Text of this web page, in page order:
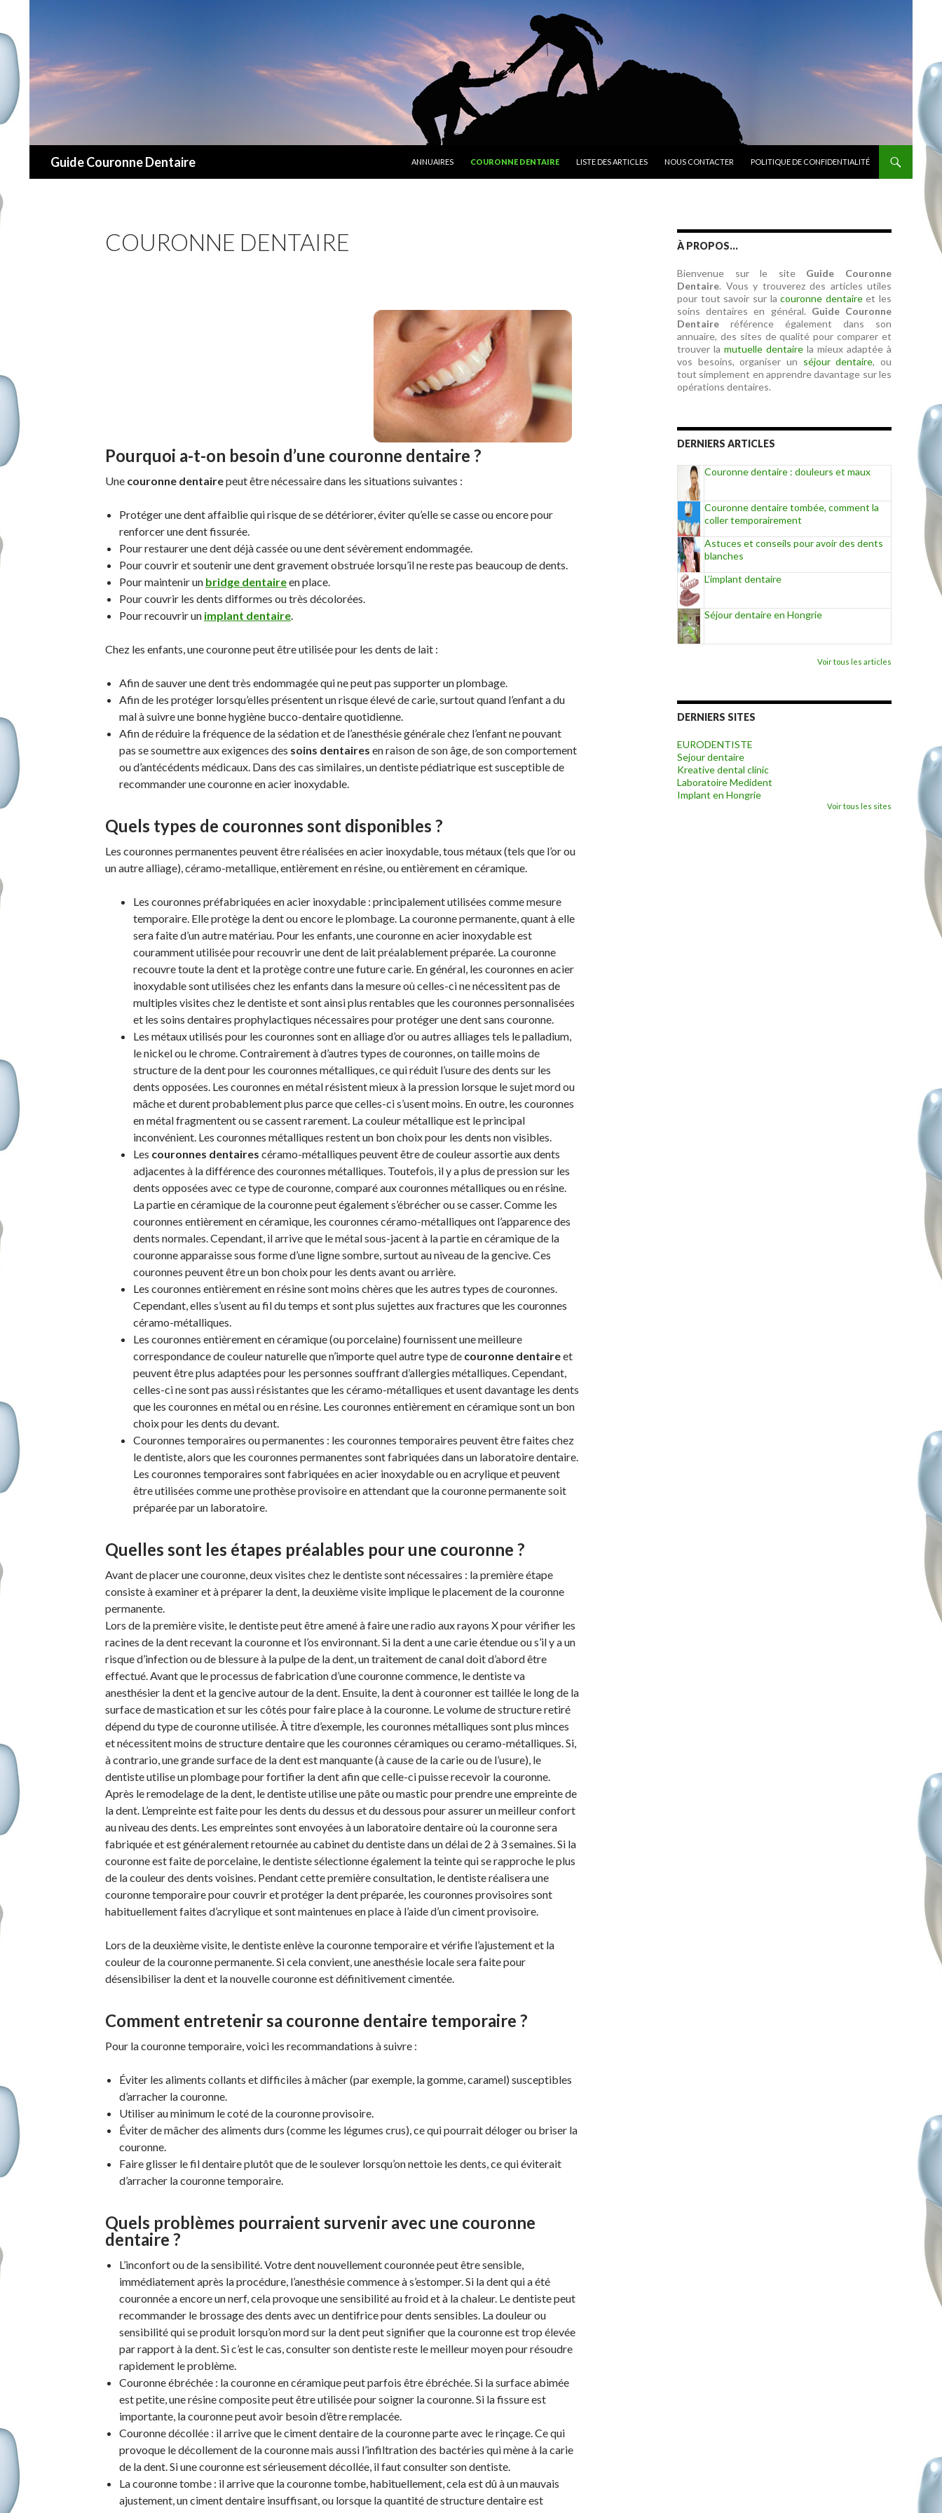
Guide Couronne Dentaire
ANNUAIRES
COURONNE DENTAIRE LISTE DES ARTICLES NOUS CONTACTER POLITIQUE DE CONFIDENTIALITÉ
COURONNE DENTAIRE
Pourquoi a-t-on besoin d’une couronne dentaire ?
Une couronne dentairepeut être nécessaire dans les situations suivantes :
Protéger une dent affaiblie qui risque de se détériorer, éviter qu’elle se casse ou encore pour
renforcer une dent fissurée.
Pour restaurer une dent déjà cassée ou une dent sévèrement endommagée.
Pour couvrir et soutenir une dent gravement obstruée lorsqu’il ne reste pas beaucoup de dents.
Pour maintenir un bridge dentaireen place.
Pour couvrir les dents difformes ou très décolorées.
Pour recouvrir un implant dentaire
Chez les enfants, une couronne peut être utilisée pour les dents de lait :
Afin de sauver une dent très endommagée qui ne peut pas supporter un plombage.
Afin de les protéger lorsqu’elles présentent un risque élevé de carie, surtout quand l’enfant a du
mal à suivre une bonne hygiène bucco-dentaire quotidienne.
Afin de réduire la fréquence de la sédation et de l’anesthésie générale chez l’enfant ne pouvant
pas se soumettre aux exigences des soins dentaires en raison de son âge, de son comportement
ou d’antécédents médicaux. Dans des cas similaires, un dentiste pédiatrique est susceptible de
recommander une couronne en acier inoxydable.
Quels types de couronnes sont disponibles ?
Les couronnes permanentes peuvent être réalisées en acier inoxydable, tous métaux (tels que l’or ou
un autre alliage), céramo-metallique, entièrement en résine, ou entièrement en céramique.
Les couronnes préfabriquées en acier inoxydable : principalement utilisées comme mesure
temporaire. Elle protège la dent ou encore le plombage. La couronne permanente, quant à elle
sera faite d’un autre matériau. Pour les enfants, une couronne en acier inoxydable est
couramment utilisée pour recouvrir une dent de lait préalablement préparée. La couronne
recouvre toute la dent et la protège contre une future carie. En général, les couronnes en acier
inoxydable sont utilisées chez les enfants dans la mesure où celles-ci ne nécessitent pas de
multiples visites chez le dentiste et sont ainsi plus rentables que les couronnes personnalisées
et les soins dentaires prophylactiques nécessaires pour protéger une dent sans couronne.
Les métaux utilisés pour les couronnes sont en alliage d’or ou autres alliages tels le palladium,
le nickel ou le chrome. Contrairement à d’autres types de couronnes, on taille moins de
structure de la dent pour les couronnes métalliques, ce qui réduit l’usure des dents sur les
dents opposées. Les couronnes en métal résistent mieux à la pression lorsque le sujet mord ou
mâche et durent probablement plus parce que celles-ci s’usent moins. En outre, les couronnes
en métal fragmentent ou se cassent rarement. La couleur métallique est le principal
inconvénient. Les couronnes métalliques restent un bon choix pour les dents non visibles.
Les couronnes dentaires céramo-métalliques peuvent être de couleur assortie aux dents
adjacentes à la différence des couronnes métalliques. Toutefois, il y a plus de pression sur les
dents opposées avec ce type de couronne, comparé aux couronnes métalliques ou en résine.
La partie en céramique de la couronne peut également s’ébrécher ou se casser. Comme les
couronnes entièrement en céramique, les couronnes céramo-métalliques ont l’apparence des
dents normales. Cependant, il arrive que le métal sous-jacent à la partie en céramique de la
couronne apparaisse sous forme d’une ligne sombre, surtout au niveau de la gencive. Ces
couronnes peuvent être un bon choix pour les dents avant ou arrière.
Les couronnes entièrement en résine sont moins chères que les autres types de couronnes.
Cependant, elles s’usent au fil du temps et sont plus sujettes aux fractures que les couronnes
céramo-métalliques.
Les couronnes entièrement en céramique (ou porcelaine) fournissent une meilleure
correspondance de couleur naturelle que n’importe quel autre type de couronne dentaireet
peuvent être plus adaptées pour les personnes souffrant d’allergies métalliques. Cependant,
celles-ci ne sont pas aussi résistantes que les céramo-métalliques et usent davantage les dents
que les couronnes en métal ou en résine. Les couronnes entièrement en céramique sont un bon
choix pour les dents du devant.
Couronnes temporaires ou permanentes : les couronnes temporaires peuvent être faites chez
le dentiste, alors que les couronnes permanentes sont fabriquées dans un laboratoire dentaire.
Les couronnes temporaires sont fabriquées en acier inoxydable ou en acrylique et peuvent
être utilisées comme une prothèse provisoire en attendant que la couronne permanente soit
préparée par un laboratoire.
Quelles sont les étapes préalables pour une couronne ?
Avant de placer une couronne, deux visites chez le dentiste sont nécessaires : la première étape
consiste à examiner et à préparer la dent, la deuxième visite implique le placement de la couronne
permanente.
Lors de la première visite, le dentiste peut être amené à faire une radio aux rayons X pour vérifier les
racines de la dent recevant la couronne et l’os environnant. Si la dent a une carie étendue ou s’il y a un
risque d’infection ou de blessure à la pulpe de la dent, un traitement de canal doit d’abord être
effectué. Avant que le processus de fabrication d’une couronne commence, le dentiste va
anesthésier la dent et la gencive autour de la dent. Ensuite, la dent à couronner est taillée le long de la
surface de mastication et sur les côtés pour faire place à la couronne. Le volume de structure retiré
dépend du type de couronne utilisée. À titre d’exemple, les couronnes métalliques sont plus minces
et nécessitent moins de structure dentaire que les couronnes céramiques ou ceramo-métalliques. Si,
à contrario, une grande surface de la dent est manquante (à cause de la carie ou de l’usure), le
dentiste utilise un plombage pour fortifier la dent afin que celle-ci puisse recevoir la couronne.
Après le remodelage de la dent, le dentiste utilise une pâte ou mastic pour prendre une empreinte de
la dent. L’empreinte est faite pour les dents du dessus et du dessous pour assurer un meilleur confort
au niveau des dents. Les empreintes sont envoyées à un laboratoire dentaire où la couronne sera
fabriquée et est généralement retournée au cabinet du dentiste dans un délai de 2 à 3 semaines. Si la
couronne est faite de porcelaine, le dentiste sélectionne également la teinte qui se rapproche le plus
de la couleur des dents voisines. Pendant cette première consultation, le dentiste réalisera une
couronne temporaire pour couvrir et protéger la dent préparée, les couronnes provisoires sont
habituellement faites d’acrylique et sont maintenues en place à l’aide d’un ciment provisoire.
Lors de la deuxième visite, le dentiste enlève la couronne temporaire et vérifie l’ajustement et la
couleur de la couronne permanente. Si cela convient, une anesthésie locale sera faite pour
désensibiliser la dent et la nouvelle couronne est définitivement cimentée.
Comment entretenir sa couronne dentaire temporaire ?
Pour la couronne temporaire, voici les recommandations à suivre :
Éviter les aliments collants et difficiles à mâcher (par exemple, la gomme, caramel) susceptibles
d’arracher la couronne.
Utiliser au minimum le coté de la couronne provisoire.
Éviter de mâcher des aliments durs (comme les légumes crus), ce qui pourrait déloger ou briser la
couronne.
Faire glisser le fil dentaire plutôt que de le soulever lorsqu’on nettoie les dents, ce qui éviterait
d’arracher la couronne temporaire.
Quels problèmes pourraient survenir avec une couronne
dentaire ?
L’inconfort ou de la sensibilité. Votre dent nouvellement couronnée peut être sensible,
immédiatement après la procédure, l’anesthésie commence à s’estomper. Si la dent qui a été
couronnée a encore un nerf, cela provoque une sensibilité au froid et à la chaleur. Le dentiste peut
recommander le brossage des dents avec un dentifrice pour dents sensibles. La douleur ou
sensibilité qui se produit lorsqu’on mord sur la dent peut signifier que la couronne est trop élevée
par rapport à la dent. Si c’est le cas, consulter son dentiste reste le meilleur moyen pour résoudre
rapidement le problème.
Couronne ébréchée : la couronne en céramique peut parfois être ébréchée. Si la surface abimée
est petite, une résine composite peut être utilisée pour soigner la couronne. Si la fissure est
importante, la couronne peut avoir besoin d’être remplacée.
Couronne décollée : il arrive que le ciment dentaire de la couronne parte avec le rinçage. Ce qui
provoque le décollement de la couronne mais aussi l’infiltration des bactéries qui mène à la carie
de la dent. Si une couronne est sérieusement décollée, il faut consulter son dentiste.
La couronne tombe : il arrive que la couronne tombe, habituellement, cela est dû à un mauvais
ajustement, un ciment dentaire insuffisant, ou lorsque la quantité de structure dentaire est
À PROPOS…
Bienvenue sur le site Guide Couronne
Dentaire. Vous y trouverez des articles utiles
pour tout savoir sur lacouronne dentaireet les
soins dentaires en général. Guide Couronne
Dentaire référence également dans son
annuaire, des sites de qualité pour comparer et
trouver la mutuelle dentaire la mieux adaptée à
vos besoins, organiser un séjour dentaire, ou
tout simplement en apprendre davantage sur les
opérations dentaires.
DERNIERS ARTICLES
Couronne dentaire : douleurs et maux
Couronne dentaire tombée, comment la
coller temporairement
Astuces et conseils pour avoir des dents
blanches
L’implant dentaire
Séjour dentaire en Hongrie
Voir tous les articles
DERNIERS SITES
EURODENTISTE
Sejour dentaire
Kreative dental clinic
Laboratoire Medident
Implant en Hongrie
Voir tous les sites